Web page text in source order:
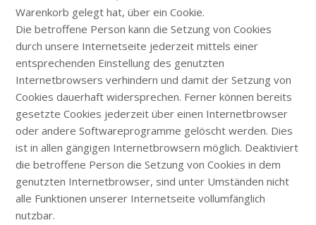
Warenkorb gelegt hat, über ein Cookie.
Die betroffene Person kann die Setzung von Cookies
durch unsere Internetseite jederzeit mittels einer
entsprechenden Einstellung des genutzten
Internetbrowsers verhindern und damit der Setzung von
Cookies dauerhaft widersprechen. Ferner können bereits
gesetzte Cookies jederzeit über einen Internetbrowser
oder andere Softwareprogramme gelöscht werden. Dies
ist in allen gängigen Internetbrowsern möglich. Deaktiviert
die betroffene Person die Setzung von Cookies in dem
genutzten Internetbrowser, sind unter Umständen nicht
alle Funktionen unserer Internetseite vollumfänglich
nutzbar.